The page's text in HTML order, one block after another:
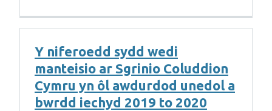
Y niferoedd sydd wedi
manteisio ar Sgrinio Coluddion
Cymru yn ôl awdurdod unedol a
bwrdd iechyd 2019 to 2020